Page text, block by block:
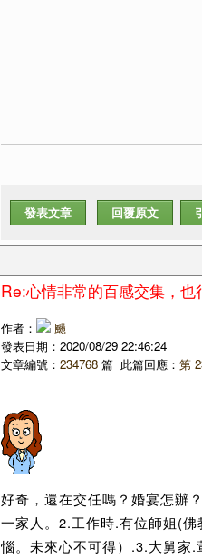
發表文章 回覆原文
Re:心情非常的百感交集，也
作者：
颺
發表日期：2020/08/29 22:46:24
文章編號： 234768 篇 此篇回應： 第
好奇，還在交任嗎？婚宴怎辦
一家人。2.工作時.有位師姐(
惱。未來心不可得）.3.大舅家